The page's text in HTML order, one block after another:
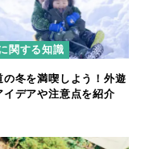
関する知識
の冬を満喫しよう！外遊
イデアや注意点を紹介